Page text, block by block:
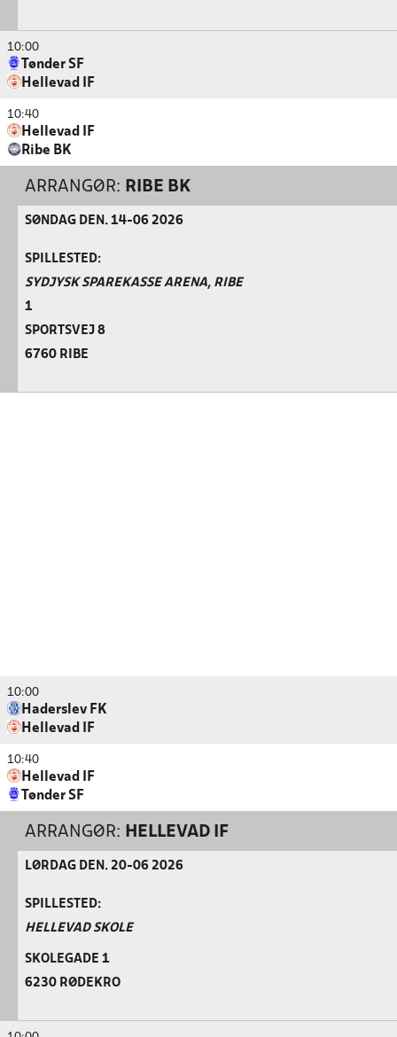
10:00
Tønder SF
Hellevad IF
10:40
Hellevad IF
Ribe BK
ARRANGØR: RIBE BK
SØNDAG DEN. 14-06 2026
SPILLESTED:
SYDJYSK SPAREKASSE ARENA, RIBE
1
SPORTSVEJ 8
6760 RIBE
10:00
Haderslev FK
Hellevad IF
10:40
Hellevad IF
Tønder SF
ARRANGØR: HELLEVAD IF
LØRDAG DEN. 20-06 2026
SPILLESTED:
HELLEVAD SKOLE
SKOLEGADE 1
6230 RØDEKRO